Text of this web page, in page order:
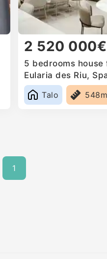
2 520 000€
5 bedrooms house
Eularia des Riu,
Talo
1